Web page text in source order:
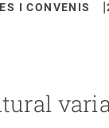
I CONVENIS
RECERCA
Funcionament